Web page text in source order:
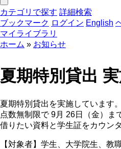
カテゴリで探す 詳細検索
ブックマーク ログイン English
マイライブラリ
ホーム
お知らせ
夏期特別貸出
夏期特別貸出を実施しています。
点数無制限で 9月 26日（金）ま
借りたい資料と学生証をカウン
【対象者】学生、大学院生、教